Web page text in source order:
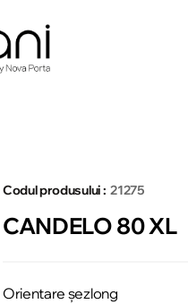
Codul produsului : 21275
CANDELO 80 XL
Orientare șezlong